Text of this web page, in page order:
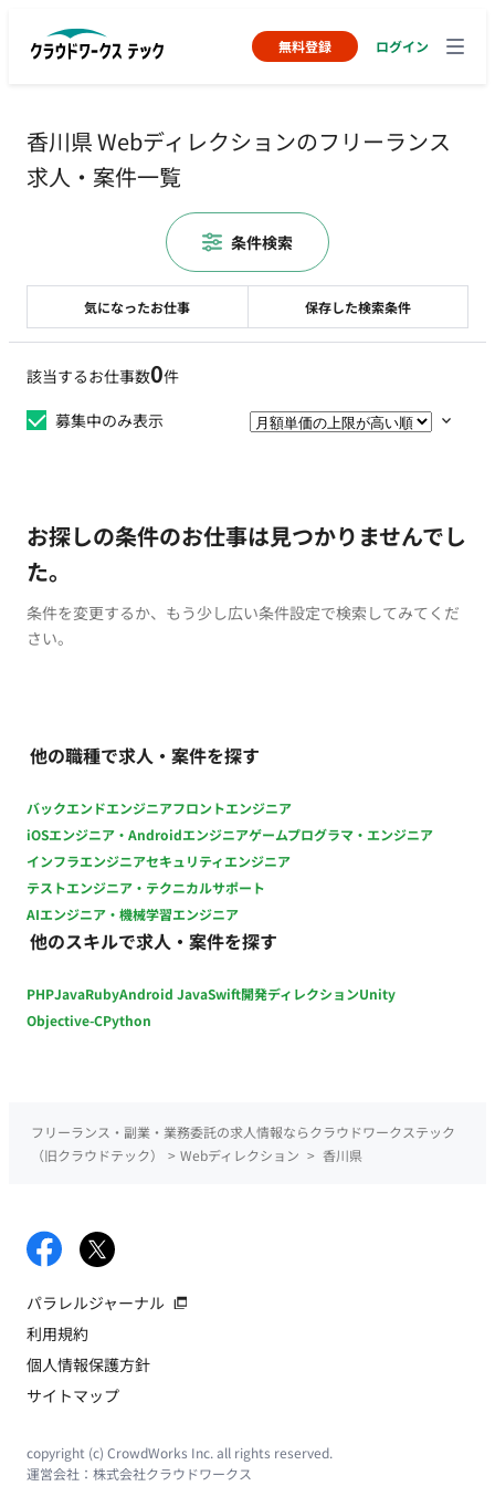
無料登録 ログイン
香川県 Webディレクションのフリーランス
求人・案件一覧
該当するお仕事数0件
募集中のみ表示
お探しの条件のお仕事は見つかりませんでし
た。
条件を変更するか、もう少し広い条件設定で検索してみてくだ
さい。
他の職種で求人・案件を探す
バックエンドエンジニアフロントエンジニア
iOSエンジニア・Androidエンジニアゲームプログラマ・エンジニア
インフラエンジニアセキュリティエンジニア
テストエンジニア・テクニカルサポート
AIエンジニア・機械学習エンジニア
他のスキルで求人・案件を探す
PHPJavaRubyAndroid JavaSwift開発ディレクションUnity
Objective-CPython
気になったお仕事 保存した検索条件
条件検索
フリーランス・副業・業務委託の求人情報ならクラウドワークステック
（旧クラウドテック）
> Webディレクション > 香川県
パラレルジャーナル
利用規約
個人情報保護方針
サイトマップ
copyright (c) CrowdWorks Inc. all rights reserved.
運営会社： 株式会社クラウドワークス